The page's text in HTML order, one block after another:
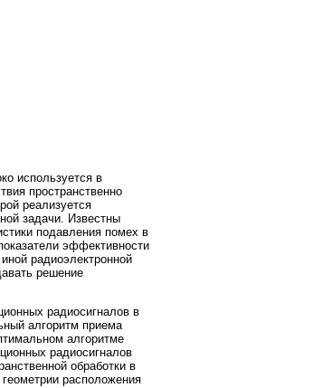
используется в
пространственно
реализуется
задачи. Известны
подавления помех в
эффективности
радиоэлектронной
решение
радиосигналов в
алгоритм приема
алгоритме
радиосигналов
обработки в
расположения